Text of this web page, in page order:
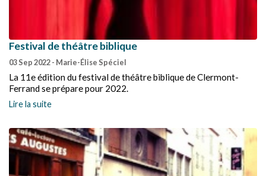
Festival de théâtre biblique
03 Sep 2022- Marie-Élise Spéciel
La 11e édition du festival de théâtre biblique de Clermont-
Ferrand se prépare pour 2022.
Lire la suite